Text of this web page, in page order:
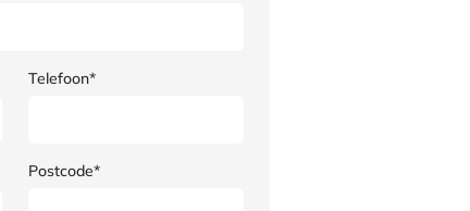
Telefoon*
Postcode*